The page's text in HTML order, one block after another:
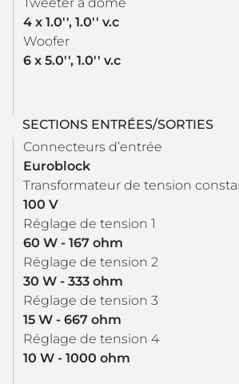
4 x 1.0'', 1.0'' v.c
Woofer
6 x 5.0'', 1.0'' v.c
SECTIONS ENTRÉES/SORTIES
Connecteurs d’entrée
Euroblock
Transformateur de tension
100 V
Réglage de tension 1
60 W - 167 ohm
Réglage de tension 2
30 W - 333 ohm
Réglage de tension 3
15 W - 667 ohm
Réglage de tension 4
10 W - 1000 ohm